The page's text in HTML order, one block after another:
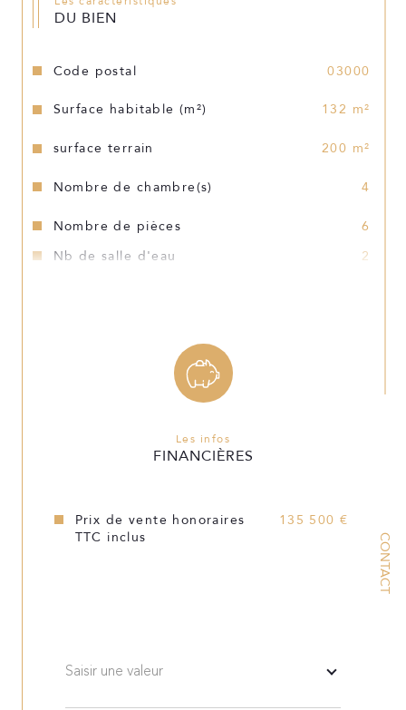
CONTACT
Contactez-nous pour une visite.
DU BIEN
Code postal 03000
Surface habitable (m²) 132 m²
surface terrain 200 m²
Nombre de chambre(s) 4
Nombre de pièces
6
Nb de salle d'eau
2
Format de chauffage
Année de construction
Les infos
FINANCIÈRES
Prix de vente honoraires
TTC inclus
135 500 €
Saisir une valeur